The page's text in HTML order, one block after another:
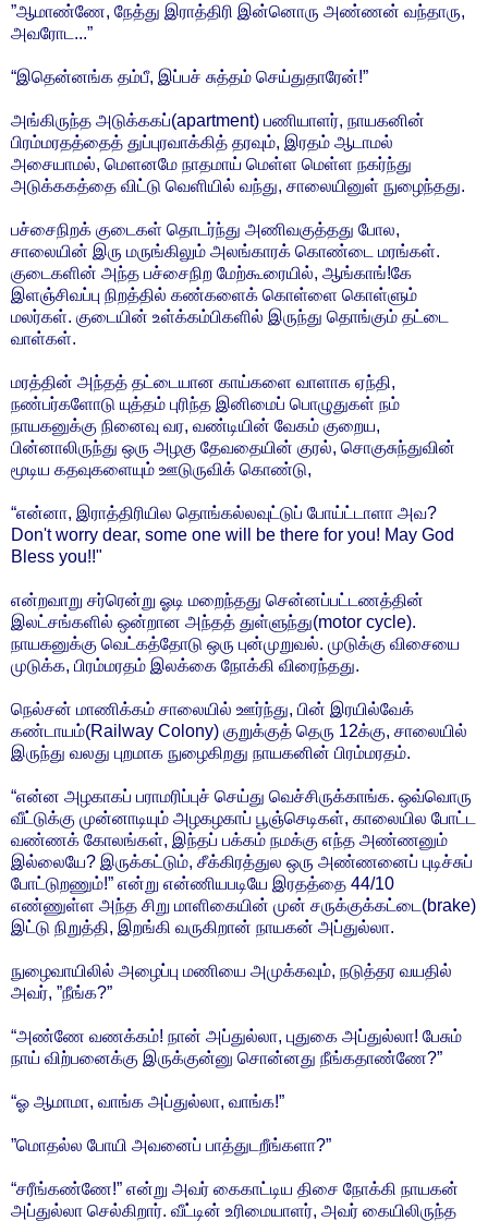
”ஆமாண்ணே, நேத்து இராத்திரி இன்னொரு அண்ணன் வந்தாரு,
அவரோட...”
“இதென்னங்க தம்பீ, இப்பச் சுத்தம் செய்துதாரேன்!”
அங்கிருந்த அடுக்ககப்(apartment) பணியாளர், நாயகனின்
பிரம்மரதத்தைத் துப்புரவாக்கித் தரவும், இரதம் ஆடாமல்
அசையாமல், மெளனமே நாதமாய் மெள்ள மெள்ள நகர்ந்து
அடுக்ககத்தை விட்டு வெளியில் வந்து, சாலையினுள் நுழைந்தது.
பச்சைநிறக் குடைகள் தொடர்ந்து அணிவகுத்தது போல,
சாலையின் இரு மருங்கிலும் அலங்காரக் கொண்டை மரங்கள்.
குடைகளின் அந்த பச்சைநிற மேற்கூரையில், ஆங்காங்!கே
இளஞ்சிவப்பு நிறத்தில் கண்களைக் கொள்ளை கொள்ளும்
மலர்கள். குடையின் உள்க்கம்பிகளில் இருந்து தொங்கும் தட்டை
வாள்கள்.
மரத்தின் அந்தத் தட்டையான காய்களை வாளாக ஏந்தி,
நண்பர்களோடு யுத்தம் புரிந்த இனிமைப் பொழுதுகள் நம்
நாயகனுக்கு நினைவு வர, வண்டியின் வேகம் குறைய,
பின்னாலிருந்து ஒரு அழகு தேவதையின் குரல், சொகுசுந்துவின்
மூடிய கதவுகளையும் ஊடுருவிக் கொண்டு,
“என்னா, இராத்திரியில தொங்கல்லவுட்டுப் போய்ட்டாளா அவ?
Don't worry dear, some one will be there for you! May God
Bless you!!"
என்றவாறு சர்ரென்று ஓடி மறைந்தது சென்னப்பட்டணத்தின்
இலட்சங்களில் ஒன்றான அந்தத் துள்ளுந்து(motor cycle).
நாயகனுக்கு வெட்கத்தோடு ஒரு புன்முறுவல். முடுக்கு விசையை
முடுக்க, பிரம்மரதம் இலக்கை நோக்கி விரைந்தது.
நெல்சன் மாணிக்கம் சாலையில் ஊர்ந்து, பின் இரயில்வேக்
கண்டாயம்(Railway Colony) குறுக்குத் தெரு 12க்கு, சாலையில்
இருந்து வலது புறமாக நுழைகிறது நாயகனின் பிரம்மரதம்.
“என்ன அழகாகப் பராமரிப்புச் செய்து வெச்சிருக்காங்க. ஒவ்வொரு
வீட்டுக்கு முன்னாடியும் அழகழகாப் பூஞ்செடிகள், காலையில போட்ட
வண்ணக் கோலங்கள், இந்தப் பக்கம் நமக்கு எந்த அண்ணனும்
இல்லையே? இருக்கட்டும், சீக்கிரத்துல ஒரு அண்ணனைப் புடிச்சுப்
போட்டுறணும்!” என்று என்ணியபடியே இரதத்தை 44/10
எண்ணுள்ள அந்த சிறு மாளிகையின் முன் சருக்குக்கட்டை(brake)
இட்டு நிறுத்தி, இறங்கி வருகிறான் நாயகன் அப்துல்லா.
நுழைவாயிலில் அழைப்பு மணியை அமுக்கவும், நடுத்தர வயதில்
அவர், ”நீங்க?”
“அண்ணே வணக்கம்! நான் அப்துல்லா, புதுகை அப்துல்லா! பேசும்
நாய் விற்பனைக்கு இருக்குன்னு சொன்னது நீங்கதாண்ணே?”
“ஓ ஆமாமா, வாங்க அப்துல்லா, வாங்க!”
”மொதல்ல போயி அவனைப் பாத்துடறீங்களா?”
“சரீங்கண்ணே!” என்று அவர் கைகாட்டிய திசை நோக்கி நாயகன்
அப்துல்லா செல்கிறார். வீட்டின் உரிமையாளர், அவர் கையிலிருந்த